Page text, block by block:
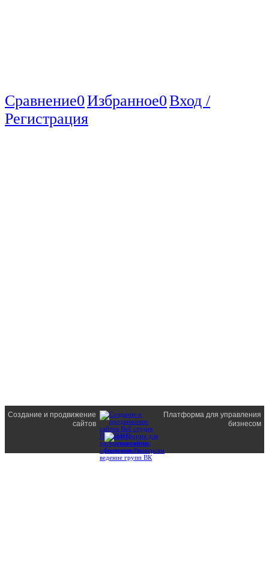
Сравнение0Избранное0Вход /
Регистрация
Создание и продвижение
сайтов
Платформа для управления
бизнесом